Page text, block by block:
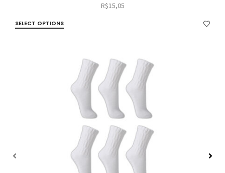
R$15,05
SELECT OPTIONS